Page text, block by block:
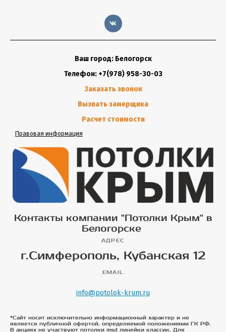
Ваш город: Белогорск
Телефон: +7(978) 958-30-03
Заказать звонок
Вызвать замерщика
Расчет стоимости
Правовая информация
Контакты компании "Потолки Крым" в
Белогорске
АДРЕС
г.Симферополь, Кубанская 12
EMAIL
info@potolok-krum.ru
*Сайт носит исключительно информационный характер и не
является публичной офертой, определяемой положениями ГК РФ.
В акциях не участвуют потолки msd линейки классик. Для